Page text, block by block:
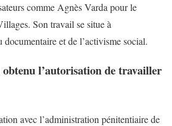
comme Agnès Varda pour le
Son travail se situe à
documentaire et de l’activisme social.
l’autorisation de travailler
avec l’administration pénitentiaire de